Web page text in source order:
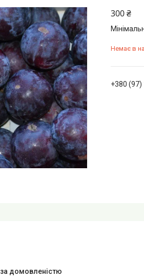
300 ₴
Немає в
+380
за домовленістю